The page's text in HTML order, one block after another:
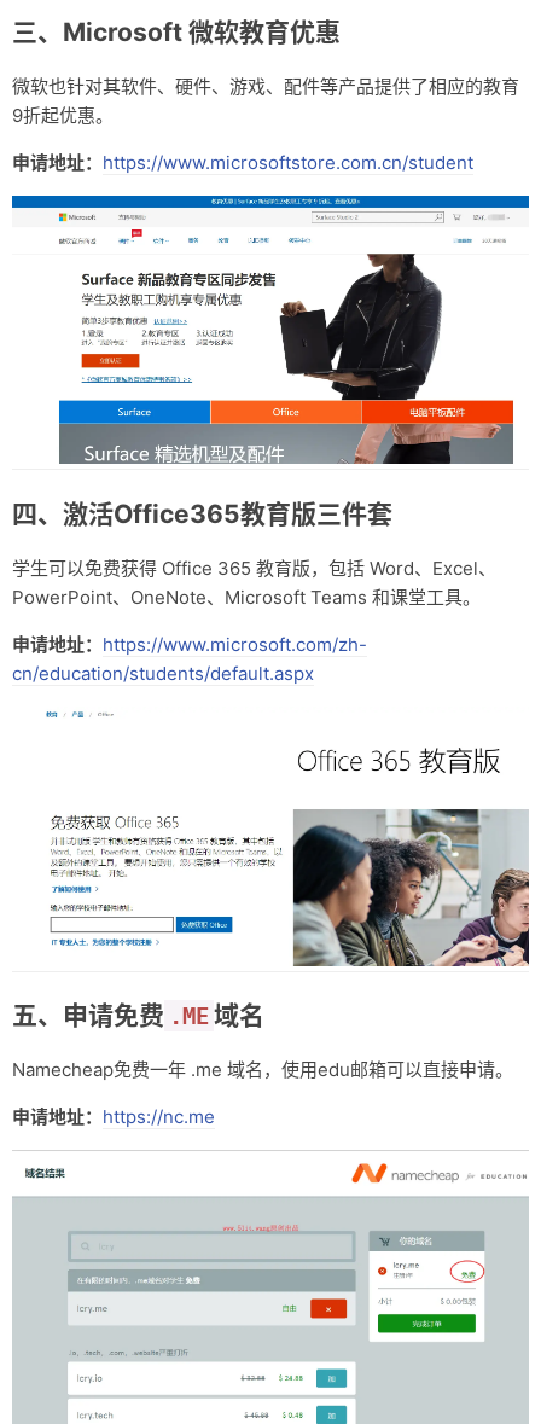
三、Microsoft 微软教育优惠
微软也针对其软件、硬件、游戏、配件等产品提供了相应的教育
9折起优惠。
申请地址： https://www.microsoftstore.com.cn/student
四、激活Office365教育版三件套
学生可以免费获得 Office 365 教育版，包括 Word、Excel、
PowerPoint、OneNote、Microsoft Teams 和课堂工具。
申请地址： https://www.microsoft.com/zh-
cn/education/students/default.aspx
五、申请免费 .ME域名
Namecheap免费一年 .me 域名，使用edu邮箱可以直接申请。
申请地址： https://nc.me